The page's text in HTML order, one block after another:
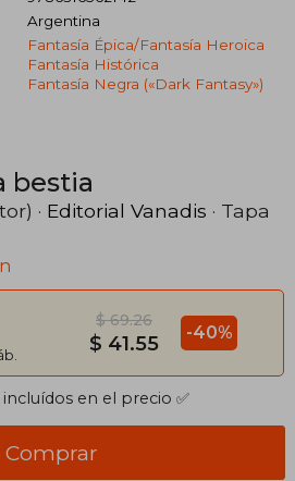
Argentina
Fantasía Épica/fantasía Heroica
Fantasía Histórica
Fantasía Negra («dark Fantasy»)
bestia
· Editorial Vanadis · Tapa
$ 69.26
$ 41.55 -40%
en el precio ✅
Comprar